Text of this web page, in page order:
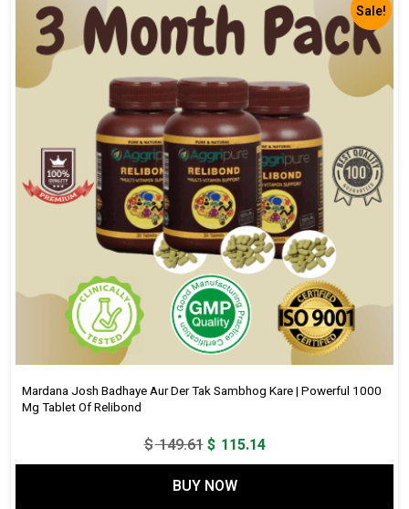
Sale!
Mardana Josh Badhaye Aur Der Tak Sambhog Kare | Powerful 1000
Mg Tablet Of Relibond
$149.61Original
price
was:
$ 115.14Current
price
BUY NOW